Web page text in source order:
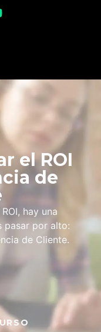
el ROI
de
hay una
pasar por alto:
de Cliente.